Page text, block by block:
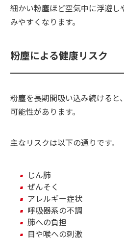
細かい粉塵ほど空気中に浮遊し
みやすくなります。
粉塵による健康リスク
粉塵を長期間吸い込み続けると
可能性があります。
主なリスクは以下の通りです。
じん肺
ぜんそく
アレルギー症状
呼吸器系の不調
肺への負担
目や喉への刺激